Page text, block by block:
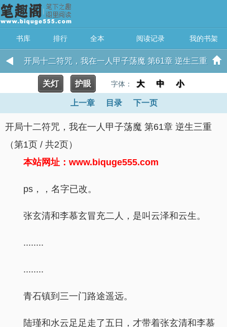
书库 排行 全本 阅读记录 我的书架
开局十二符咒，我在一人甲子荡魔 第61章 逆生三重
关灯 护眼 字体： 大 中 小
上一章 目录 下一页
开局十二符咒，我在一人甲子荡魔 第61章 逆生三重
（第1页 / 共2页）
本站网址：www.biquge555.com
ps，，名字已改。
张玄清和李慕玄冒充二人，是叫云泽和云生。
........
........
青石镇到三一门路途遥远。
陆瑾和水云足足走了五日，才带着张玄清和李慕